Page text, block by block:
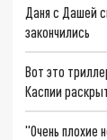
Даня с Дашей
закончились
Вот это
Каспии
"Очень плохие